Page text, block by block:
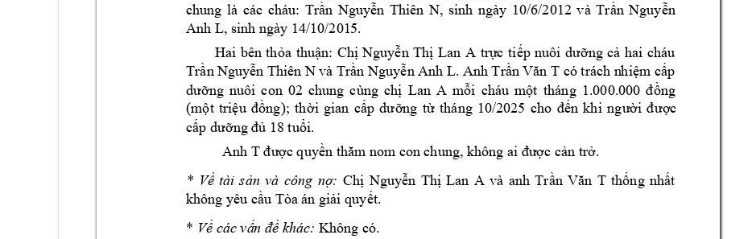
chung là các cháu: Trần Nguyễn Thiên N, sinh ngày 10/6/2012 và Trần Nguyễn
Anh L, sinh ngày 14/10/2015.
Hai bên thỏa thuận: Chị Nguyễn Thị Lan A trực tiếp nuôi dưỡng cả hai cháu
Trần Nguyễn Thiên N và Trần Nguyễn Anh L. Anh Trần Văn T có trách nhiệm cấp
dưỡng nuôi con 02 chung cùng chị Lan A mỗi cháu một tháng 1.000.000 đồng
(một triệu đồng); thời gian cấp dưỡng từ tháng 10/2025 cho đến khi người được
cấp dưỡng đủ 18 tuổi.
Anh T được quyền thăm nom con chung, không ai được cản trở.
* Về tài sản và công nợ: Chị Nguyễn Thị Lan A và anh Trần Văn T thống nhất
không yêu cầu Tòa án giải quyết.
* Về các vấn đề khác: Không có.